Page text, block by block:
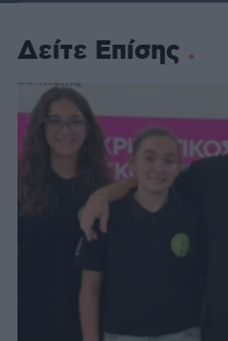
Δείτε Επίσης